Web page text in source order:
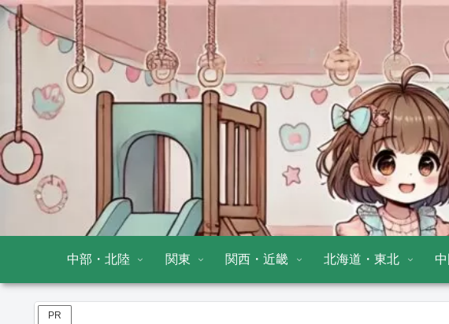
中部・北陸 関東 関西・近畿 北海道・東北
PR